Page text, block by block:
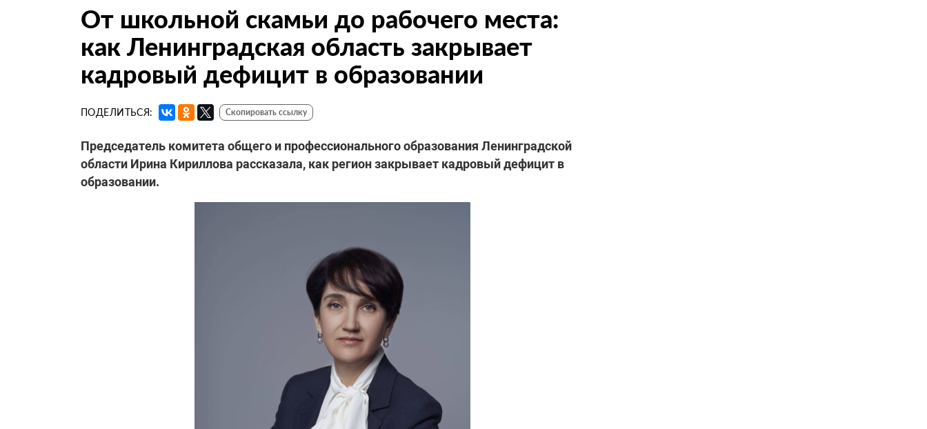
От школьной скамьи до рабочего места:
как Ленинградская область закрывает
кадровый дефицит в образовании
ПОДЕЛИТЬСЯ: Скопировать ссылку
Председатель комитета общего и профессионального образования Ленинградской
области Ирина Кириллова рассказала, как регион закрывает кадровый дефицит в
образовании.